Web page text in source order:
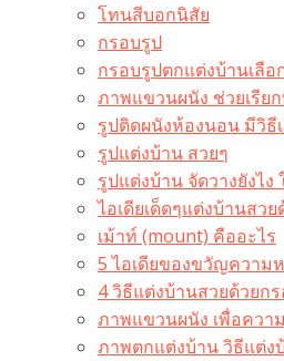
โทนสีบอกนิสัย
กรอบรูป
กรอบรูปตกแต่งบ้านเลื
ภาพแขวนผนัง ช่วยเรีย
รูปติดผนังห้องนอน มีวิธี
รูปแต่งบ้าน สวยๆ
รูปแต่งบ้าน จัดวางยังไ
ไอเดียเด็ดๆแต่งบ้านสว
เม้าท์ (mount) คืออะไร​
5 ไอเดียของขวัญความ
4 วิธีแต่งบ้านสวยด้วยก
ภาพแขวนผนัง เพื่อควา
ภาพตกแต่งบ้าน วิธีแต่ง